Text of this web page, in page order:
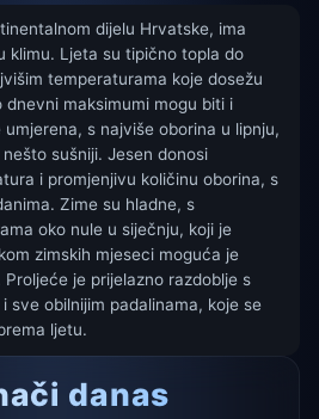
dijelu Hrvatske, ima
klimu. Ljeta su tipično topla do
temperaturama koje dosežu
dnevni maksimumi mogu biti i
s najviše oborina u lipnju,
sušniji. Jesen donosi
i promjenjivu količinu oborina, s
Zime su hladne, s
oko nule u siječnju, koji je
zimskih mjeseci moguća je
je prijelazno razdoblje s
sve obilnijim padalinama, koje se
ljetu.
danas